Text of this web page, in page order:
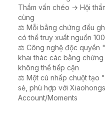
Thẩm vấn chéo → Hội
cùng
⚖️ Mỗi bằng chứng đều
có thể truy xuất nguồn
⚖️ Công nghệ độc quyền
khai thác các bằng chứng
không thể tiếp cận
⚖️ Một cú nhấp chuột tạo
sẻ, phù hợp với
Account/Moments